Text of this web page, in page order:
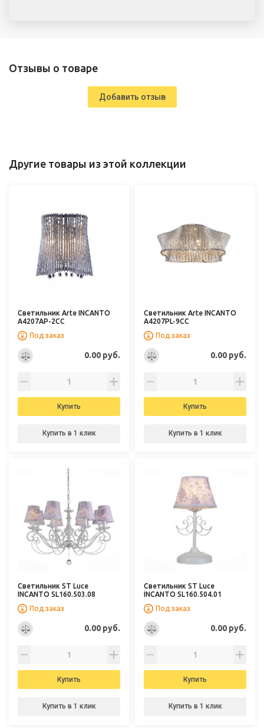
Отзывы о товаре
Добавить отзыв
Другие товары из этой коллекции
Светильник Arte INCANTO
A4207AP-2CC
Под заказ
0.00 руб.
Купить
Купить в 1 клик
Светильник Arte INCANTO
A4207PL-9CC
Под заказ
0.00 руб.
Купить
Купить в 1 клик
Светильник ST Luce
INCANTO SL160.503.08
Под заказ
0.00 руб.
Купить
Купить в 1 клик
Светильник ST Luce
INCANTO SL160.504.01
Под заказ
0.00 руб.
Купить
Купить в 1 клик